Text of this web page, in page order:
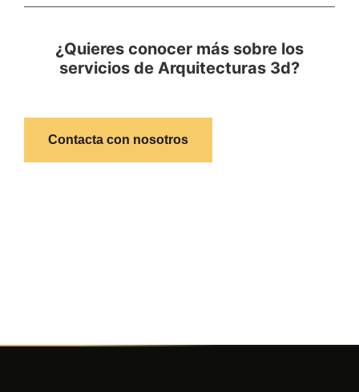
¿Quieres conocer más sobre los
servicios de Arquitecturas 3d?
Contacta con nosotros